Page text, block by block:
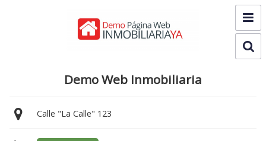
Demo Web Inmobiliaria
Calle "La Calle" 123